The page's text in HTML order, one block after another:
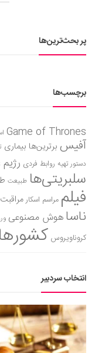
پر بحث‌ترین‌ها
برچسب‌ها
Game of Thrones
آفیس برترین‌ها بیماری
دستور تهیه روابط فردی
سلبریتی‌ها طبیعت
فیلم مراسم اسکار
ناساهوش مصنوعی
کروناویروس
انتخاب سردبیر